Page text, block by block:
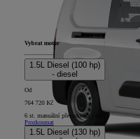
Vybrat motor
1.5L Diesel (100 hp)
- diesel
Od
764 720 Kč
6 st. manuální převodovka | 4x2
Prozkoumat
1.5L Diesel (130 hp)